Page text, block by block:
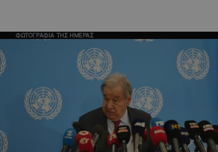
ΦΩΤΟΓΡΑΦΙΑ ΤΗΣ ΗΜΕΡΑΣ